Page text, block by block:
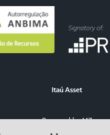
Itaú Asset
Powered by MZ